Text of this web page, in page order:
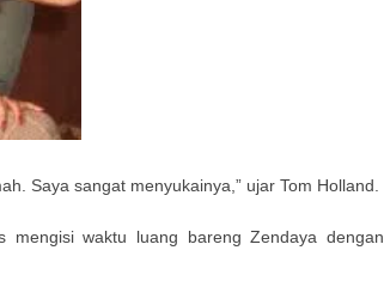
Saya sangat menyukainya,” ujar Tom Holland.
mengisi waktu luang bareng Zendaya dengan